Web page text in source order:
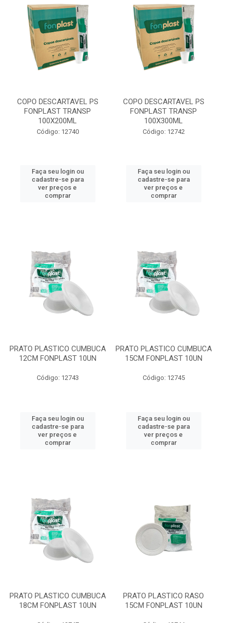
COPO DESCARTAVEL PS
FONPLAST TRANSP
100X200ML
Código: 12740
Faça seu login ou
cadastre-se para
ver preços e
comprar
COPO DESCARTAVEL PS
FONPLAST TRANSP
100X300ML
Código: 12742
Faça seu login ou
cadastre-se para
ver preços e
comprar
PRATO PLASTICO CUMBUCA
12CM FONPLAST 10UN
Código: 12743
Faça seu login ou
cadastre-se para
ver preços e
comprar
PRATO PLASTICO CUMBUCA
15CM FONPLAST 10UN
Código: 12745
Faça seu login ou
cadastre-se para
ver preços e
comprar
PRATO PLASTICO CUMBUCA
18CM FONPLAST 10UN
PRATO PLASTICO RASO
15CM FONPLAST 10UN